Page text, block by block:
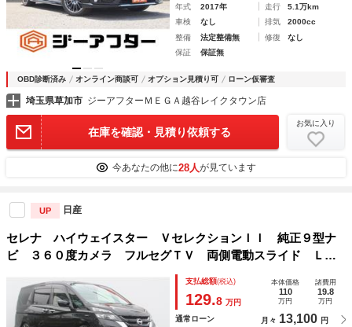
年式 2017年 走行
5.1万km
車検
なし 排気
2000cc
整備
法定整備無 修復
なし
保証
保証無
OBD診断済み オンライン商談可 オプション見積り可 ローン仮審査
埼玉県草加市 ジーアフターＭＥＧＡ越谷レイクタウン店
在庫を確認・見積り依頼する
お気に入り
今あなたの他に28人が見ています
UP 日産
セレナ ハイウェイスター ＶセレクションＩＩ 純正９型ナ
ビ ３６０度カメラ フルセグＴＶ 両側電動スライド ＬＥ
Ｄヘッドライト 衝突軽減ブレーキ クルーズコントロール
ＥＴＣ スマートキー プッシュスタート Ｂｌｕｅｔｏｏｔ
ｈ接続
支払総額(税込)
129.8 万円
本体価格
110
万円
諸費用
19.8
万円
通常ローン 月々 13,100 円